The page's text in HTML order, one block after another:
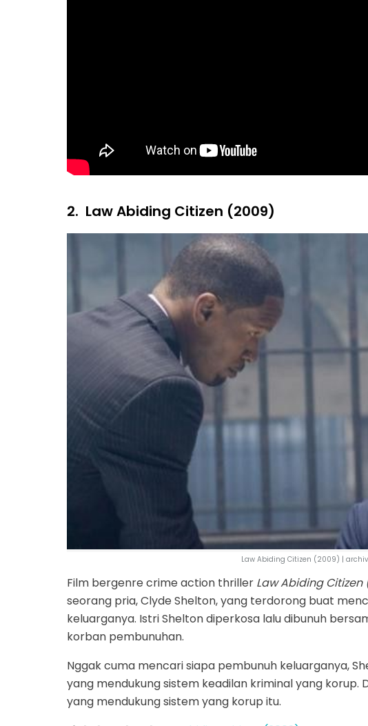
2. Law Abiding Citizen (2009)
Law Abiding Citizen (2009) |
Film bergenre crime action thriller Law Abiding Citizen
seorang pria, Clyde Shelton, yang terdorong buat
keluarganya. Istri Shelton diperkosa lalu dibunuh
korban pembunuhan.
Nggak cuma mencari siapa pembunuh keluarganya,
yang mendukung sistem keadilan kriminal yang korup.
yang mendukung sistem yang korup itu.